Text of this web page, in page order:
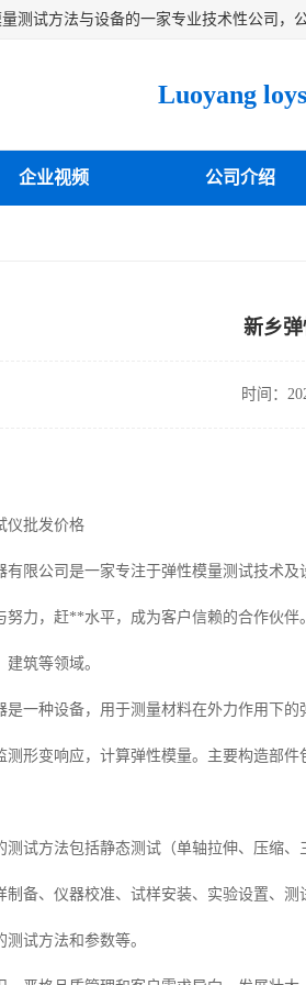
企业视频 公司介绍
新乡
时间：
仪批发价格
有限公司是一家专注于弹性模量测试技术
努力，赶**水平，成为客户信赖的合作伙
筑等领域。
是一种设备，用于测量材料在外力作用下
测形变响应，计算弹性模量。主要构造部
测试方法包括静态测试（单轴拉伸、压缩
制备、仪器校准、试样安装、实验设置、
试方法和参数等。